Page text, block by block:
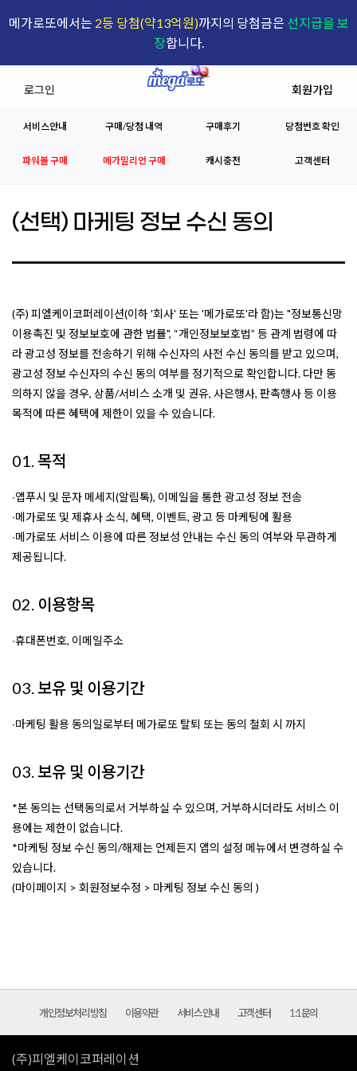
메가로또에서는 2등 당첨(약13억원)까지의 당첨금은 선지급을 보
장합니다.
로그인 회원가입
서비스안내 구매/당첨 내역 구매후기 당첨번호 확인
파워볼 구매 메가밀리언 구매 캐시충전 고객센터
(선택) 마케팅 정보 수신 동의
(주) 피엘케이코퍼레이션(이하 '회사' 또는 '메가로또'라 함)는 "정보통신망
이용촉진 및 정보보호에 관한 법률", “개인정보보호법” 등 관계 법령에 따
라 광고성 정보를 전송하기 위해 수신자의 사전 수신 동의를 받고 있으며,
광고성 정보 수신자의 수신 동의 여부를 정기적으로 확인합니다. 다만 동
의하지 않을 경우, 상품/서비스 소개 및 권유, 사은행사, 판촉행사 등 이용
목적에 따른 혜택에 제한이 있을 수 있습니다.
01. 목적
∙앱푸시 및 문자 메세지(알림톡), 이메일을 통한 광고성 정보 전송
∙메가로또 및 제휴사 소식, 혜택, 이벤트, 광고 등 마케팅에 활용
∙메가로또 서비스 이용에 따른 정보성 안내는 수신 동의 여부와 무관하게
제공됩니다.
02. 이용항목
∙휴대폰번호, 이메일주소
03. 보유 및 이용기간
∙마케팅 활용 동의일로부터 메가로또 탈퇴 또는 동의 철회 시 까지
03. 보유 및 이용기간
*본 동의는 선택동의로서 거부하실 수 있으며, 거부하시더라도 서비스 이
용에는 제한이 없습니다.
*마케팅 정보 수신 동의/해제는 언제든지 앱의 설정 메뉴에서 변경하실 수
있습니다.
(마이페이지 > 회원정보수정 > 마케팅 정보 수신 동의 )
개인정보처리방침 이용약관 서비스안내 고객센터 1:1문의
(주)피엘케이코퍼레이션